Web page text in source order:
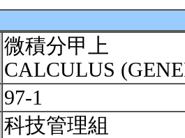
微積分甲上
CALCULUS
97-1
科技管理組